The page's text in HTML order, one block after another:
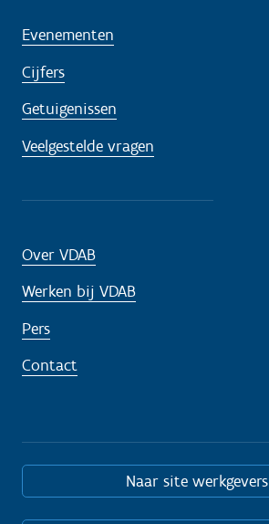
Evenementen
Cijfers
Getuigenissen
Veelgestelde vragen
Over VDAB
Werken bij VDAB
Pers
Contact
Naar site werkgevers